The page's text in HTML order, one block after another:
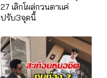
27 เลิกโผล่กวนตาแค่
ปรับ3จุดนี้